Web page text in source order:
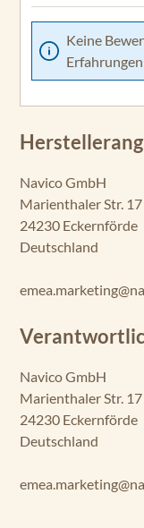
Keine
Navico GmbH
Marienthaler Str. 17
24230 Eckernförde
Deutschland
Navico GmbH
Marienthaler Str. 17
24230 Eckernförde
Deutschland